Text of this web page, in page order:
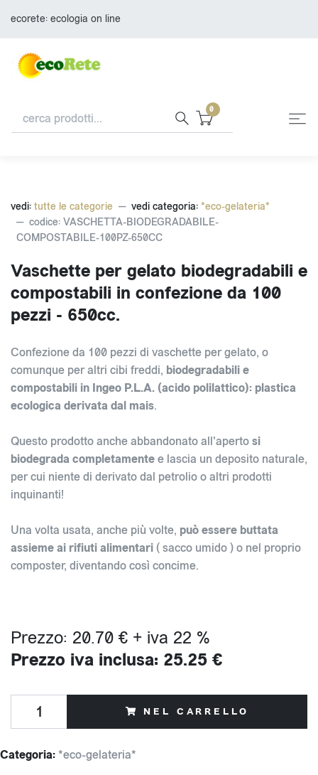
ecorete: ecologia on line
0
vedi: tutte le categorie vedi categoria: *eco-gelateria*
codice: VASCHETTA-BIODEGRADABILE-
COMPOSTABILE-100PZ-650CC
Vaschette per gelato biodegradabili e
compostabili in confezione da 100
pezzi - 650cc.
Confezione da 100 pezzi di vaschette per gelato, o
comunque per altri cibi freddi, biodegradabili e
compostabili in Ingeo P.L.A. (acido polilattico): plastica
ecologica derivata dal mais.
Questo prodotto anche abbandonato all'apertosi
biodegrada completamentee lascia un deposito naturale,
per cui niente di derivato dal petrolio o altri prodotti
inquinanti!
Una volta usata, anche più volte, può essere buttata
assieme ai rifiuti alimentari ( sacco umido ) o nel proprio
composter, diventando così concime.
Prezzo: 20.70 € + iva 22 %
Prezzo iva inclusa: 25.25 €
NEL CARRELLO
Categoria: *eco-gelateria*